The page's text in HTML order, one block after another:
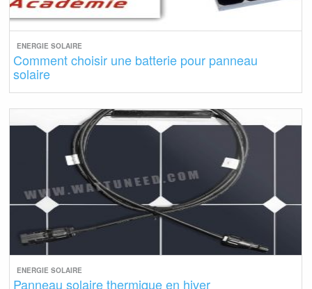
ENERGIE SOLAIRE
Comment choisir une batterie pour panneau
solaire
ENERGIE SOLAIRE
Panneau solaire thermique en hiver